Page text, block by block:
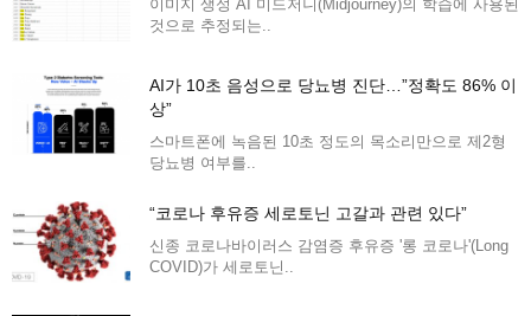
이미지 생성 AI 미드저니(Midjourney)의 학습에 사용된
것으로 추정되는..
AI가 10초 음성으로 당뇨병 진단…”정확도 86% 이
상”
스마트폰에 녹음된 10초 정도의 목소리만으로 제2형
당뇨병 여부를..
“코로나 후유증 세로토닌 고갈과 관련 있다”
신종 코로나바이러스 감염증 후유증 '롱 코로나'(Long
COVID)가 세로토닌..